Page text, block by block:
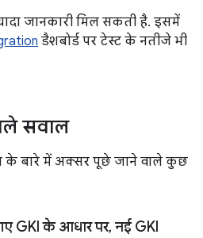
जानकारी मिल सकती है. इसमें
डैशबोर्ड पर टेस्ट के नतीजे भी
सवाल
के बारे में अक्सर पूछे जाने वाले कुछ
GKI के आधार पर, नई GKI